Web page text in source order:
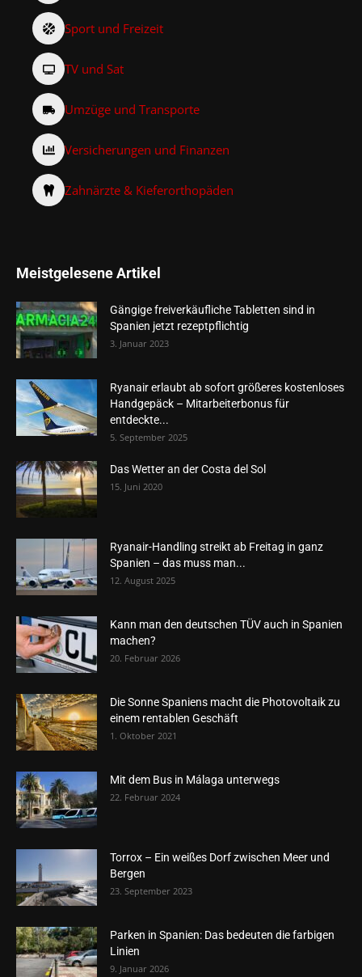
Sport und Freizeit
TV und Sat
Umzüge und Transporte
Versicherungen und Finanzen
Zahnärzte & Kieferorthopäden
Meistgelesene Artikel
Gängige freiverkäufliche Tabletten sind in
Spanien jetzt rezeptpflichtig
3. Januar 2023
Ryanair erlaubt ab sofort größeres kostenloses
Handgepäck – Mitarbeiterbonus für
entdeckte...
5. September 2025
Das Wetter an der Costa del Sol
15. Juni 2020
Ryanair-Handling streikt ab Freitag in ganz
Spanien – das muss man...
12. August 2025
Kann man den deutschen TÜV auch in Spanien
machen?
20. Februar 2026
Die Sonne Spaniens macht die Photovoltaik zu
einem rentablen Geschäft
1. Oktober 2021
Mit dem Bus in Málaga unterwegs
22. Februar 2024
Torrox – Ein weißes Dorf zwischen Meer und
Bergen
23. September 2023
Parken in Spanien: Das bedeuten die farbigen
Linien
9. Januar 2026